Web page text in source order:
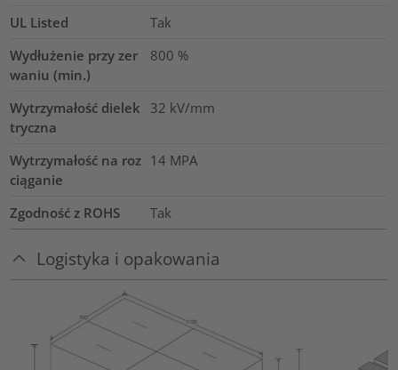
UL Listed
Tak
Wydłużenie przy zer
waniu (min.)
800 %
Wytrzymałość dielek
tryczna
32 kV/mm
Wytrzymałość na roz
ciąganie
14 MPA
Zgodność z ROHS Tak
Logistyka i opakowania